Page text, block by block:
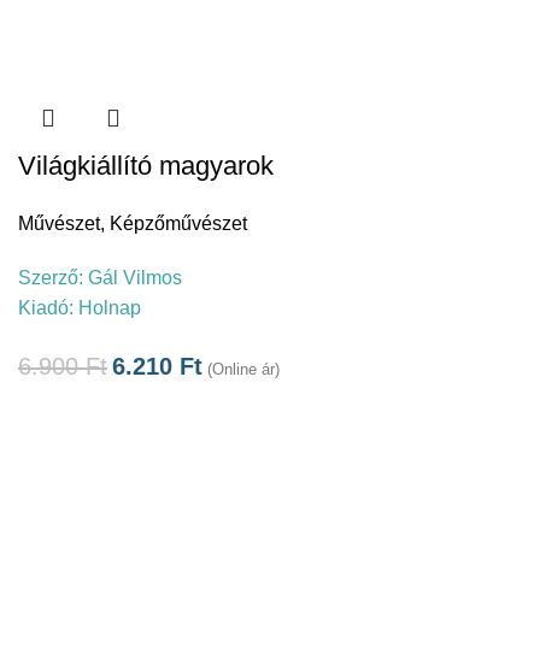
Világkiállító magyarok
Művészet, Képzőművészet
Szerző: Gál Vilmos
Kiadó: Holnap
6.900Ft6.210 Ft (Online ár)